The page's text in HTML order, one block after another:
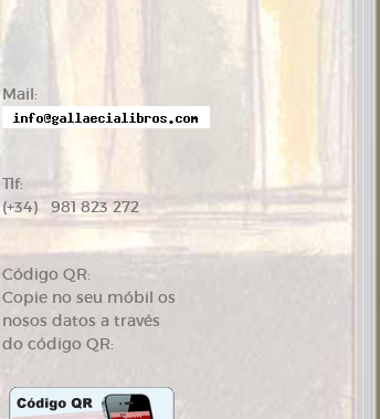
Mail:
Tlf:
(+34) 981 823 272
Código QR:
Copie no seu móbil os
nosos datos a través
do código QR: